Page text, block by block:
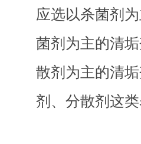
应选以杀菌剂
菌剂为主的清
散剂为主的清
剂、分散剂这